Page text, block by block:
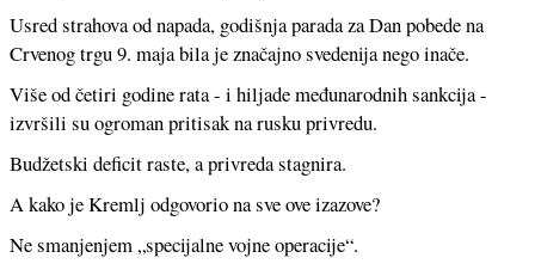
Usred strahova od napada, godišnja parada za Dan pobede na
Crvenog trgu 9. maja bila je značajno svedenija nego inače.
Više od četiri godine rata - i hiljade međunarodnih sankcija -
izvršili su ogroman pritisak na rusku privredu.
Budžetski deficit raste, a privreda stagnira.
A kako je Kremlj odgovorio na sve ove izazove?
Ne smanjenjem „specijalne vojne operacije“.